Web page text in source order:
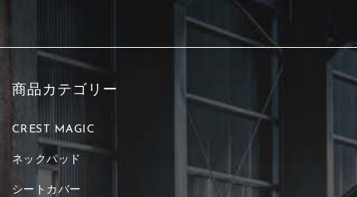
商品カテゴリー
CREST MAGIC
ネックパッド
シートカバー